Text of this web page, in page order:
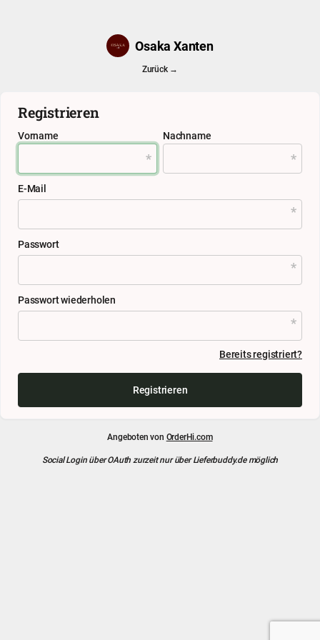
Osaka Xanten
Zurück →
Registrieren
Vorname Nachname
E-Mail
Passwort
Passwort wiederholen
Bereits registriert?
Registrieren
Angeboten von OrderHi.com
Social Login über OAuth zurzeit nur über Lieferbuddy.de möglich